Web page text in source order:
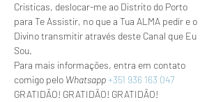
Cristicas, deslocar-me ao Distrito do Porto
para Te Assistir, no que a Tua ALMA pedir e o
Divino transmitir através deste Canal que Eu
Sou.
Para mais informações, entra em contato
comigo pelo Whatsapp+351 936 163 047
GRATIDÃO! GRATIDÃO! GRATIDÃO!